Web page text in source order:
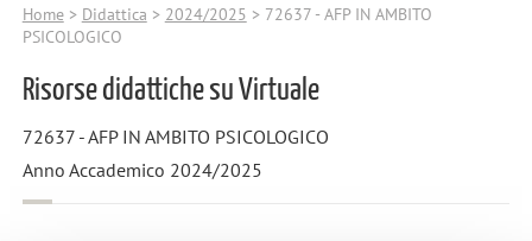
Home> Didattica > 2024/2025 > 72637 - AFP IN AMBITO
PSICOLOGICO
Risorse didattiche su Virtuale
72637 - AFP IN AMBITO PSICOLOGICO
Anno Accademico 2024/2025